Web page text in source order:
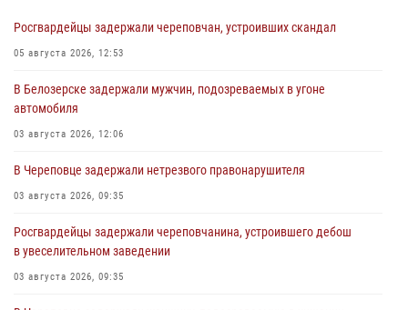
Росгвардейцы задержали череповчан, устроивших скандал
05 августа 2026, 12:53
В Белозерске задержали мужчин, подозреваемых в угоне
автомобиля
03 августа 2026, 12:06
В Череповце задержали нетрезвого правонарушителя
03 августа 2026, 09:35
Росгвардейцы задержали череповчанина, устроившего дебош
в увеселительном заведении
03 августа 2026, 09:35